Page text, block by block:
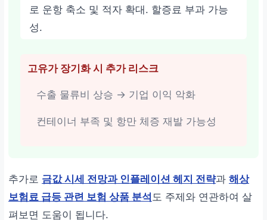
로 운항 축소 및 적자 확대. 할증료 부과 가능
성.
고유가 장기화 시 추가 리스크
수출 물류비 상승 → 기업 이익 악화
컨테이너 부족 및 항만 체증 재발 가능성
추가로 금값 시세 전망과 인플레이션 헤지 전략과 해상
보험료 급등 관련 보험 상품 분석 도 주제와 연관하여 살
펴보면 도움이 됩니다.